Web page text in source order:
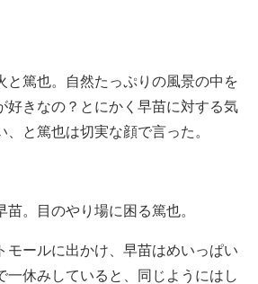
と篤也。自然たっぷりの風景の中を
好きなの？とにかく早苗に対する気
と篤也は切実な顔で言った。
。目のやり場に困る篤也。
モールに出かけ、早苗はめいっぱい
一休みしていると、同じようにはし